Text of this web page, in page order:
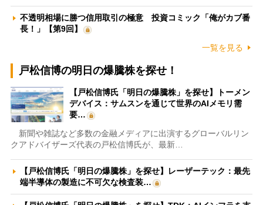
不透明相場に勝つ信用取引の極意 投資コミック「俺がカブ番
長！」【第9回】
一覧を見る
戸松信博の明日の爆騰株を探せ！
【戸松信博氏「明日の爆騰株」を探せ】トーメン
デバイス：サムスンを通じて世界のAIメモリ需
要…
新聞や雑誌など多数の金融メディアに出演するグローバルリン
クアドバイザーズ代表の戸松信博氏が、最新…
【戸松信博氏「明日の爆騰株」を探せ】レーザーテック：最先
端半導体の製造に不可欠な検査装…